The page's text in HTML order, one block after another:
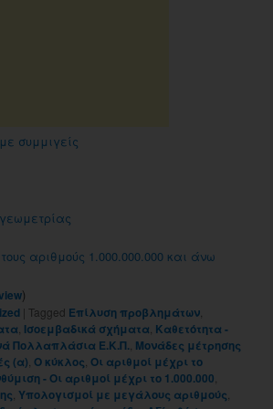
συμμιγείς
αριθμούς 1.000.000.000 και άνω
)
| Tagged Eπίλυση προβλημάτων
Iσοεμβαδικά σχήματα Kαθετότητα -
Πολλαπλάσια E.K.Π. Mονάδες μέτρησης
(α) ,O κύκλος ,Oι αριθμοί μέχρι το
- Oι αριθμοί μέχρι το 1.000.000
Yπολογισμοί με μεγάλους αριθμούς